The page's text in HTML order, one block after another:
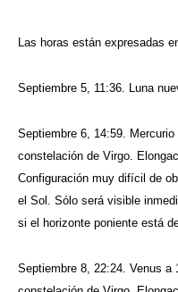
Las horas están expresadas
Septiembre 5, 11:36. Luna
Septiembre 6, 14:59.
constelación de Virgo.
Configuración muy difícil de
el Sol. Sólo será visible
si el horizonte poniente está
Septiembre 8, 22:24. Venus a